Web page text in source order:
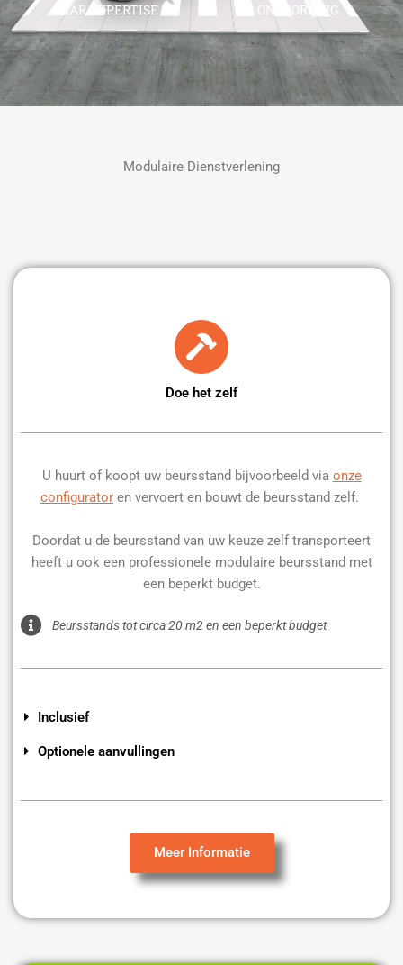
JAAR EXPERTISE ONTZORGING
Modulaire Dienstverlening
Doe het zelf
U huurt of koopt uw beursstand bijvoorbeeld via onze
configurator en vervoert en bouwt de beursstand zelf.
Doordat u de beursstand van uw keuze zelf transporteert
heeft u ook een professionele modulaire beursstand met
een beperkt budget.
Beursstands tot circa 20 m2 en een beperkt budget
Inclusief
Optionele aanvullingen
Meer Informatie